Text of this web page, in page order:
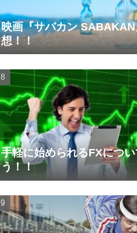
映画『サバカン
想！！
手軽に始められるFXにつ
う！！